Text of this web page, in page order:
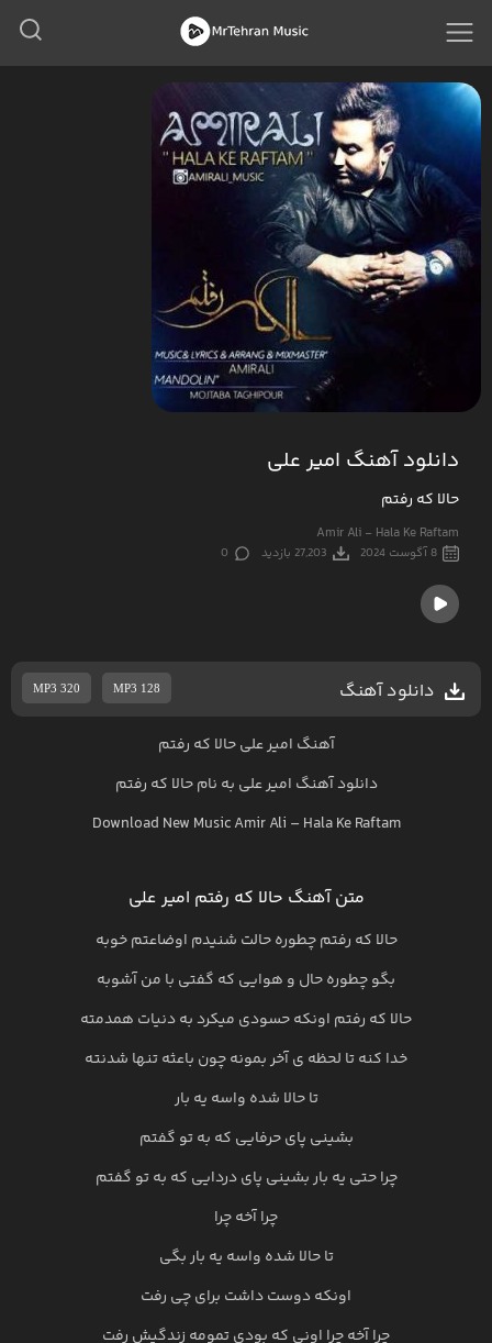
دانلود آهنگ امیر علی
حالا که رفتم
Amir Ali - Hala Ke Raftam
8 آگوست 2024 27,203 بازدید 0
دانلود آهنگ MP3 320 MP3 128
آهنگ امیر علی حالا که رفتم
دانلود آهنگ امیر علی به نامحالا که رفتم
Download New MusicAmir Ali – Hala Ke Raftam
متن آهنگ حالا که رفتم امیر علی
حالا که رفتم چطوره حالت شنیدم اوضاعتم خوبه
بگو چطوره حال و هوایی که گفتی با من آشوبه
حالا که رفتم اونکه حسودی میکرد به دنیات همدمته
خدا کنه تا لحظه ی آخر بمونه چون باعثه تنها شدنته
تا حالا شده واسه یه بار
بشینی پای حرفایی که به تو گفتم
چرا حتی یه بار بشینی پای دردایی که به تو گفتم
چرا آخه چرا
تا حالا شده واسه یه بار بگی
اونکه دوست داشت برای چی رفت
چرا آخه چرا اونی که بودی تمومه زندگیش رفت